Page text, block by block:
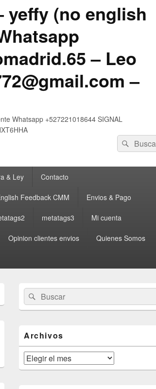
yeffy (no english
– Leo
–
Whatsapp +527221018644 SIGNAL
Buscar
por:
Buscar
& Ley Contacto
Feedback CMM Envios & Pago
metatags3 Mi cuenta
Opinion clientes envios Quienes Somos
área
de
widget
lateral
primaria
Buscar
por:
Buscar
Archivos
Archivos